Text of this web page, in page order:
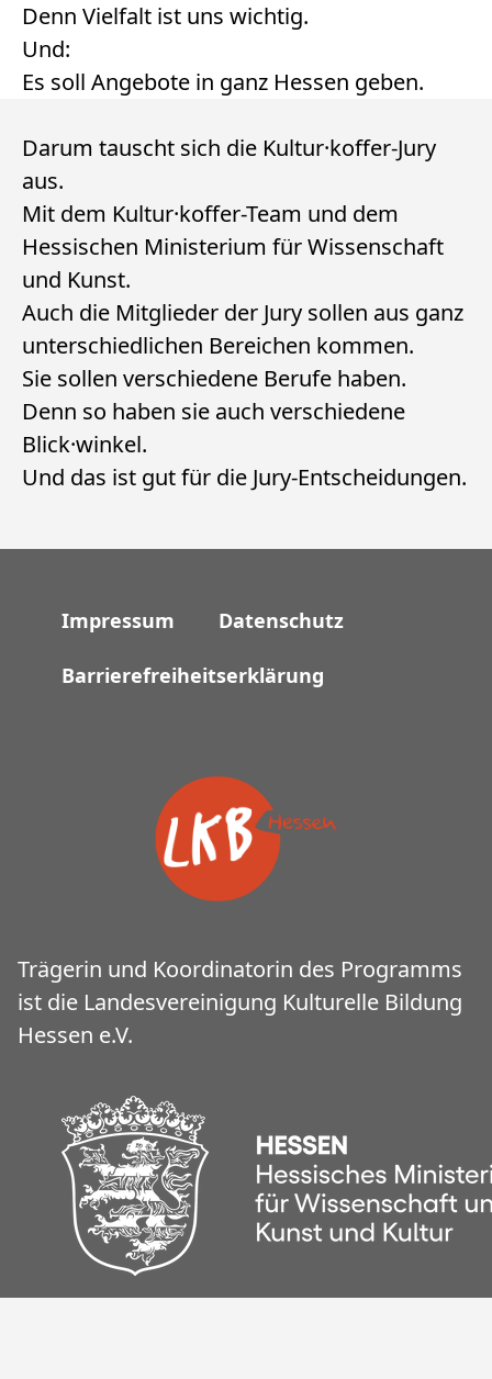
Denn Vielfalt ist uns wichtig.
Und:
Es soll Angebote in ganz Hessen geben.
Darum tauscht sich die Kultur·koffer-Jury
aus.
Mit dem Kultur·koffer-Team und dem
Hessischen Ministerium für Wissenschaft
und Kunst.
Auch die Mitglieder der Jury sollen aus ganz
unterschiedlichen Bereichen kommen.
Sie sollen verschiedene Berufe haben.
Denn so haben sie auch verschiedene
Blick·winkel.
Und das ist gut für die Jury-Entscheidungen.
Impressum Datenschutz
Barrierefreiheitserklärung
Trägerin und Koordinatorin des Programms
ist die Landesvereinigung Kulturelle Bildung
Hessen e.V.